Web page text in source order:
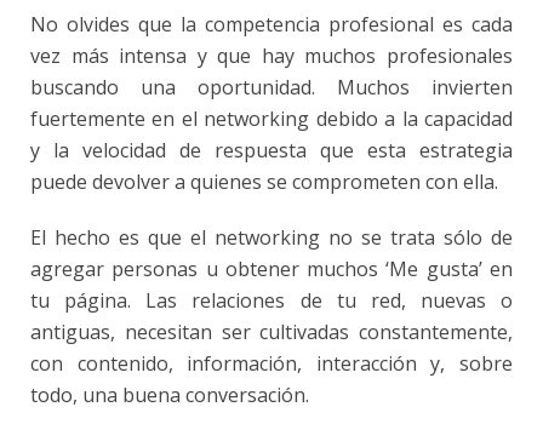
No olvides que la competencia profesional es cada
vez más intensa y que hay muchos profesionales
buscando una oportunidad. Muchos invierten
fuertemente en el networking debido a la capacidad
y la velocidad de respuesta que esta estrategia
puede devolver a quienes se comprometen con ella.
El hecho es que el networking no se trata sólo de
agregar personas u obtener muchos ‘Me gusta’ en
tu página. Las relaciones de tu red, nuevas o
antiguas, necesitan ser cultivadas constantemente,
con contenido, información, interacción y, sobre
todo, una buena conversación.